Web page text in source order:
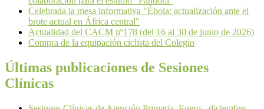
Celebrada la mesa informativa "Ébola: actualización ante el
brote actual en África central"
Actualidad del CACM nº178 (del 16 al 30 de junio de 2026)
Compra de la equipación ciclista del Colegio
Últimas publicaciones de Sesiones
Clínicas